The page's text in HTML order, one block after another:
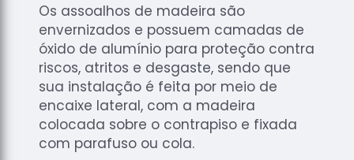
Raspagem
de Tacos
de
Madeiras
Raspagens
de Pisos
Madeiras
Os assoalhos de madeira são
envernizados e possuem camadas de
óxido de alumínio para proteção contra
riscos, atritos e desgaste, sendo que
sua instalação é feita por meio de
encaixe lateral, com a madeira
colocada sobre o contrapiso e fixada
com parafuso ou cola.